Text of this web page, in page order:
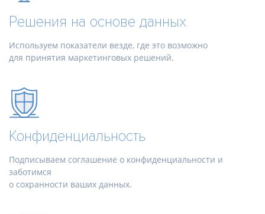
Решения на основе данных
Используем показатели везде, где это возможно
для принятия маркетинговых решений.
Конфиденциальность
Подписываем соглашение о конфиденциальности и
заботимся
о сохранности ваших данных.